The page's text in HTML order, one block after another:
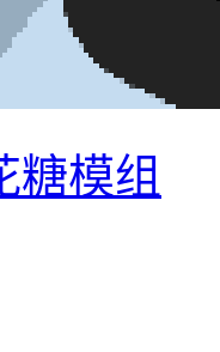
糖模组